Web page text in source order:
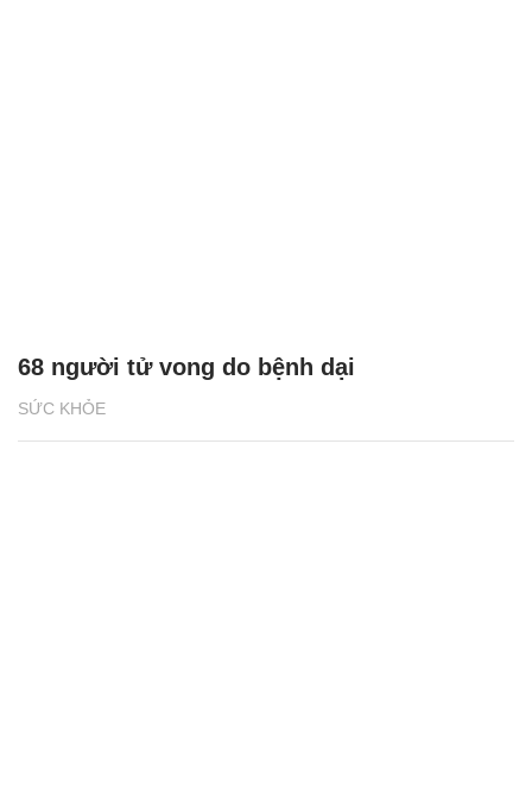
SỨC KHỎE
68 người tử vong do bệnh dại